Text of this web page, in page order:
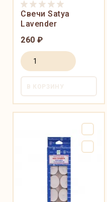
Свечи Satya
Lavender
260 ₽
В КОРЗИНУ